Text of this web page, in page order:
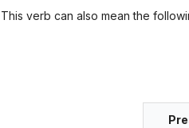
This verb can also mean the